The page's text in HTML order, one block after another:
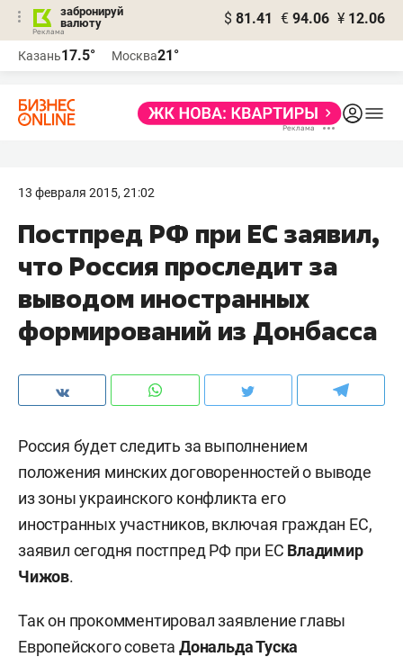
забронируй
валюту
$ 81.41 € 94.06 ¥ 12.06
Казань17.5° Москва21°
13 февраля 2015, 21:02
Постпред РФ при ЕС заявил,
что Россия проследит за
выводом иностранных
формирований из Донбасса
Россия будет следить за выполнением
положения минских договоренностей о выводе
из зоны украинского конфликта его
иностранных участников, включая граждан ЕС,
заявил сегодня постпред РФ при ЕС Владимир
Чижов.
Так он прокомментировал заявление главы
Европейского советаДональда Туска